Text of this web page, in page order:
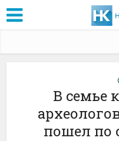
В семье
пошел по